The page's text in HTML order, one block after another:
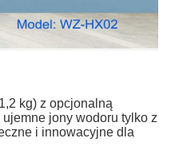
kg) z opcjonalną
jony wodoru tylko z
i innowacyjne dla